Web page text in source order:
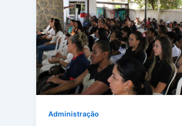
Administração